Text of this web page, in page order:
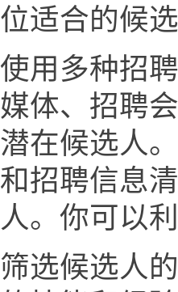
位适合的候
使用多种招
媒体、招聘
潜在候选人
和招聘信息
人。你可以
筛选候选人